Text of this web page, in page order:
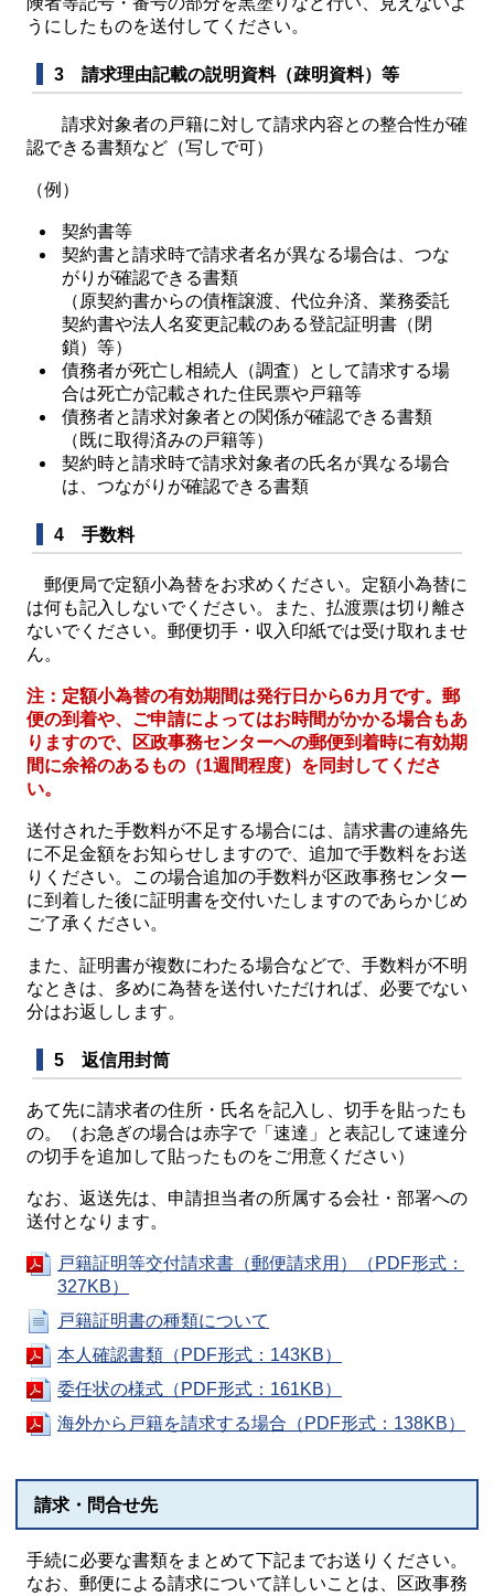
うにしたものを送付してください。
3 請求理由記載の説明資料（疎明資料）等
請求対象者の戸籍に対して請求内容との整合性が確
認できる書類など（写しで可）
（例）
契約書等
契約書と請求時で請求者名が異なる場合は、つな
がりが確認できる書類
（原契約書からの債権譲渡、代位弁済、業務委託
契約書や法人名変更記載のある登記証明書（閉
鎖）等）
債務者が死亡し相続人（調査）として請求する場
合は死亡が記載された住民票や戸籍等
債務者と請求対象者との関係が確認できる書類
（既に取得済みの戸籍等）
契約時と請求時で請求対象者の氏名が異なる場合
は、つながりが確認できる書類
4 手数料
郵便局で定額小為替をお求めください。定額小為替に
は何も記入しないでください。また、払渡票は切り離さ
ないでください。郵便切手・収入印紙では受け取れませ
ん。
注：定額小為替の有効期間は発行日から6カ月です。郵
便の到着や、ご申請によってはお時間がかかる場合もあ
りますので、区政事務センターへの郵便到着時に有効期
間に余裕のあるもの（1週間程度）を同封してくださ
い。
送付された手数料が不足する場合には、請求書の連絡先
に不足金額をお知らせしますので、追加で手数料をお送
りください。この場合追加の手数料が区政事務センター
に到着した後に証明書を交付いたしますのであらかじめ
ご了承ください。
また、証明書が複数にわたる場合などで、手数料が不明
なときは、多めに為替を送付いただければ、必要でない
分はお返しします。
5 返信用封筒
あて先に請求者の住所・氏名を記入し、切手を貼ったも
の。（お急ぎの場合は赤字で「速達」と表記して速達分
の切手を追加して貼ったものをご用意ください）
なお、返送先は、申請担当者の所属する会社・部署への
送付となります。
戸籍証明等交付請求書（郵便請求用）（PDF形式：
327KB）
戸籍証明書の種類について
本人確認書類（PDF形式：143KB）
委任状の様式（PDF形式：161KB）
海外から戸籍を請求する場合（PDF形式：138KB）
請求・問合せ先
手続に必要な書類をまとめて下記までお送りください。
なお、郵便による請求について詳しいことは、区政事務